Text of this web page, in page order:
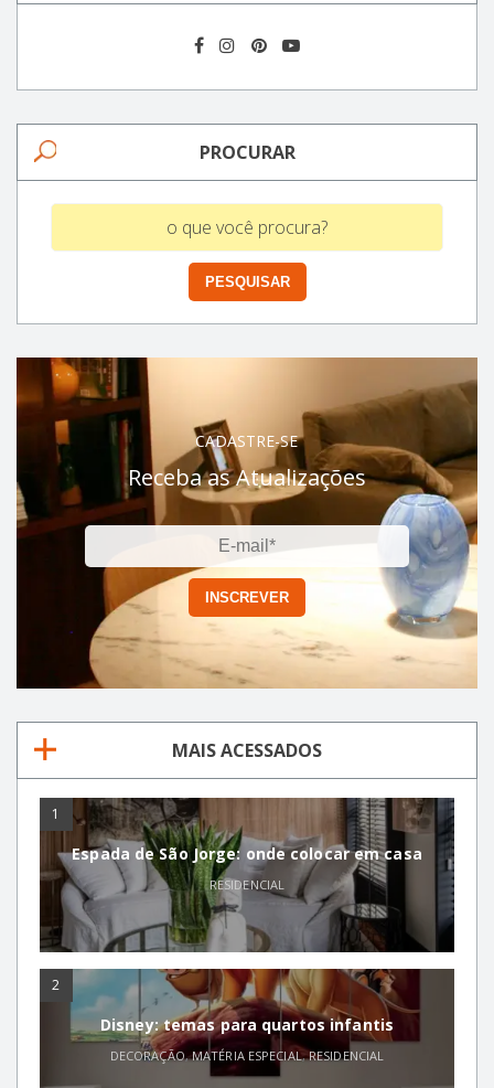
PROCURAR
CADASTRE-SE
Receba as Atualizações
MAIS ACESSADOS
1
Espada de São Jorge: onde colocar em casa
RESIDENCIAL
2
Disney: temas para quartos infantis
DECORAÇÃO,MATÉRIA ESPECIAL,RESIDENCIAL